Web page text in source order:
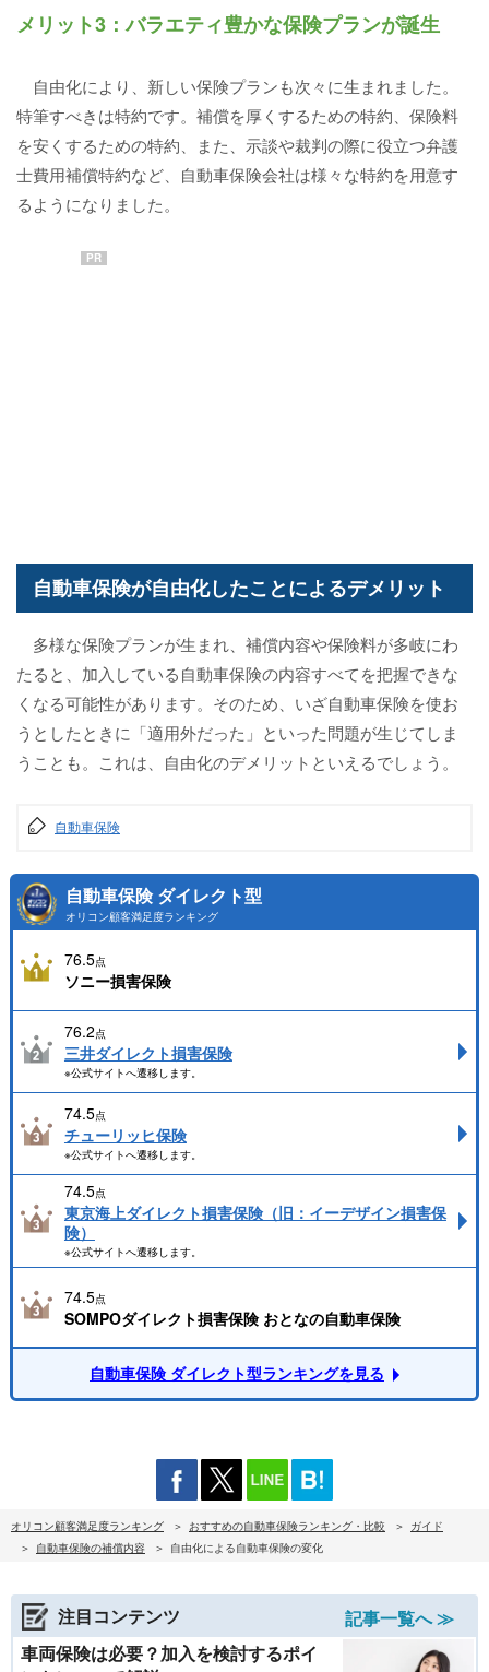
メリット3：バラエティ豊かな保険プランが誕生
自由化により、新しい保険プランも次々に生まれました。
特筆すべきは特約です。補償を厚くするための特約、保険料
を安くするための特約、また、示談や裁判の際に役立つ弁護
士費用補償特約など、自動車保険会社は様々な特約を用意す
るようになりました。
PR
自動車保険が自由化したことによるデメリット
多様な保険プランが生まれ、補償内容や保険料が多岐にわ
たると、加入している自動車保険の内容すべてを把握できな
くなる可能性があります。そのため、いざ自動車保険を使お
うとしたときに「適用外だった」といった問題が生じてしま
うことも。これは、自由化のデメリットといえるでしょう。
自動車保険
自動車保険 ダイレクト型
オリコン顧客満足度ランキング
76.5点
ソニー損害保険
76.2点
三井ダイレクト損害保険
※公式サイトへ遷移します。
74.5点
チューリッヒ保険
※公式サイトへ遷移します。
74.5点
東京海上ダイレクト損害保険（旧：イーデザイン損害保
険）
※公式サイトへ遷移します。
74.5点
SOMPOダイレクト損害保険 おとなの自動車保険
自動車保険 ダイレクト型ランキングを見る
オリコン顧客満足度ランキング おすすめの自動車保険ランキング・比較
ガイド
自動車保険の補償内容
自由化による自動車保険の変化
注目コンテンツ
記事一覧へ ≫
車両保険は必要？加入を検討するポイ